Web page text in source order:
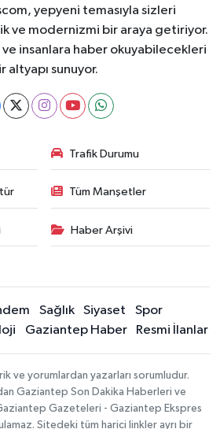
yepyeni temasıyla sizleri
ve modernizmi bir araya getiriyor.
ve insanlara haber okuyabilecekleri
altyapı sunuyor.
Trafik Durumu
Tüm Manşetler
Haber Arşivi
Sağlık Siyaset
Spor
Gaziantep Haber Resmi İlanlar
ve yorumlardan yazarları sorumludur.
Gaziantep Son Dakika Haberleri ve
Gazeteleri - Gaziantep Ekspres
Sitedeki tüm harici linkler ayrı bir